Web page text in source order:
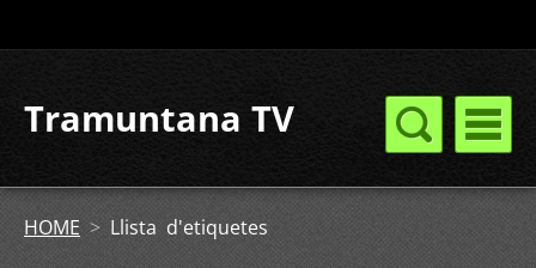
Tramuntana TV
HOME > Llista d'etiquetes